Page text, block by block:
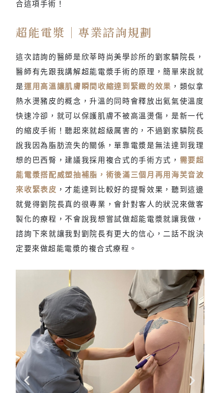
合這項手術！
超能電漿｜專業諮詢規劃
這次諮詢的醫師是欣莘時尚美學診所的劉家驎院長，
醫師有先跟我講解超能電漿手術的原理，簡單來說就
是運用高溫讓肌膚瞬間收縮達到緊緻的效果 ，類似拿
熱水燙豬皮的概念，升溫的同時會釋放出氦氣使溫度
快速冷卻，就可以保護肌膚不被高溫燙傷，是新一代
的縮皮手術！聽起來就超級厲害的，不過劉家驎院長
說我因為脂肪流失的關係，單靠電漿是無法達到我理
想的巴西臀，建議我採用複合式的手術方式， 需要超
能電漿搭配威塑抽補脂，術後滿三個月再用海芙音波
來收緊表皮 ，才能達到比較好的提臀效果，聽到這邊
就覺得劉院長真的很專業，會針對客人的狀況來做客
製化的療程，不會說我想嘗試做超能電漿就讓我做，
諮詢下來就讓我對劉院長有更大的信心，二話不說決
定要來做超能電漿的複合式療程。